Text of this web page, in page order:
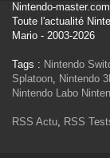
Nintendo-
Toute l'actualité
Mario - 2003-2026
Tags : Nintendo
Splatoon, Nintendo
Nintendo Labo
RSS Actu, RSS